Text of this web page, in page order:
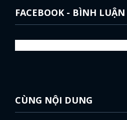
FACEBOOK - BÌNH LUẬN
CÙNG NỘI DUNG